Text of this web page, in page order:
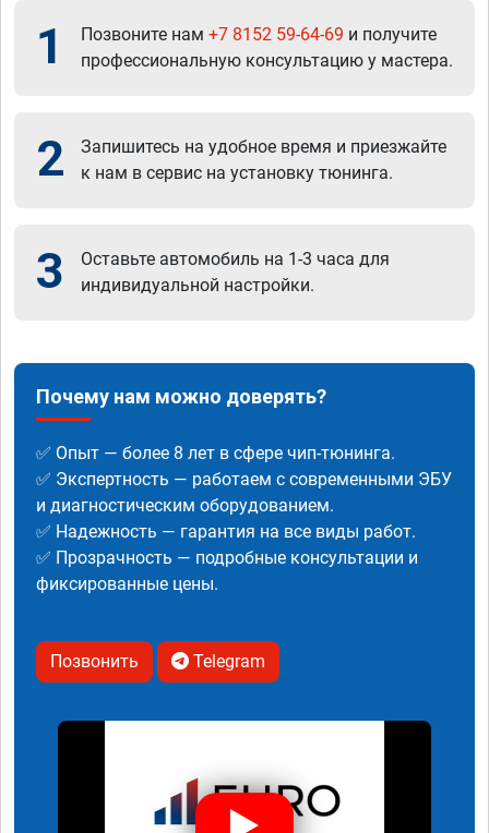
1 Позвоните нам +7 8152 59-64-69 и получите
профессиональную консультацию у мастера.
2
Запишитесь на удобное время и приезжайте
к нам в сервис на установку тюнинга.
3
Оставьте автомобиль на 1-3 часа для
индивидуальной настройки.
Почему нам можно доверять?
✅ Опыт — более 8 лет в сфере чип-тюнинга.
✅ Экспертность — работаем с современными ЭБУ
и диагностическим оборудованием.
✅ Надежность — гарантия на все виды работ.
✅ Прозрачность — подробные консультации и
фиксированные цены.
Позвонить Telegram